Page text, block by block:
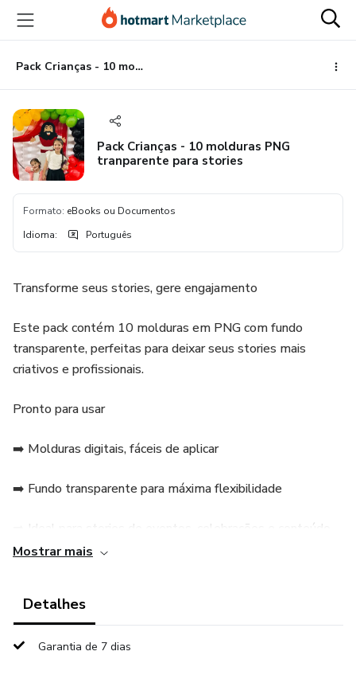
para
conteúdo
principal
para
pagamento
para
rodapé
Pack Crianças - 10 molduras PNG tranparente para stories
Pack Crianças - 10 molduras PNG
tranparente para stories
Formato: eBooks ou Documentos
Idioma: Português
Transforme seus stories, gere engajamento
Este pack contém 10 molduras em PNG com fundo
transparente, perfeitas para deixar seus stories mais
criativos e profissionais.
Pronto para usar
➡️ Molduras digitais, fáceis de aplicar
➡️ Fundo transparente para máxima flexibilidade
➡️ Ideal para stories de eventos, celebrações e conteúdo
diário
stories!
Mostrar mais
Detalhes
Garantia de 7 dias